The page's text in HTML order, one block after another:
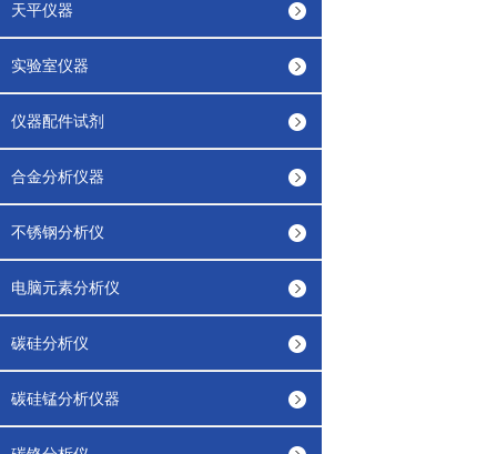
天平仪器
实验室仪器
仪器配件试剂
合金分析仪器
不锈钢分析仪
电脑元素分析仪
碳硅分析仪
碳硅锰分析仪器